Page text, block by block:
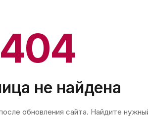
404
не найдена
обновления сайта. Найдите